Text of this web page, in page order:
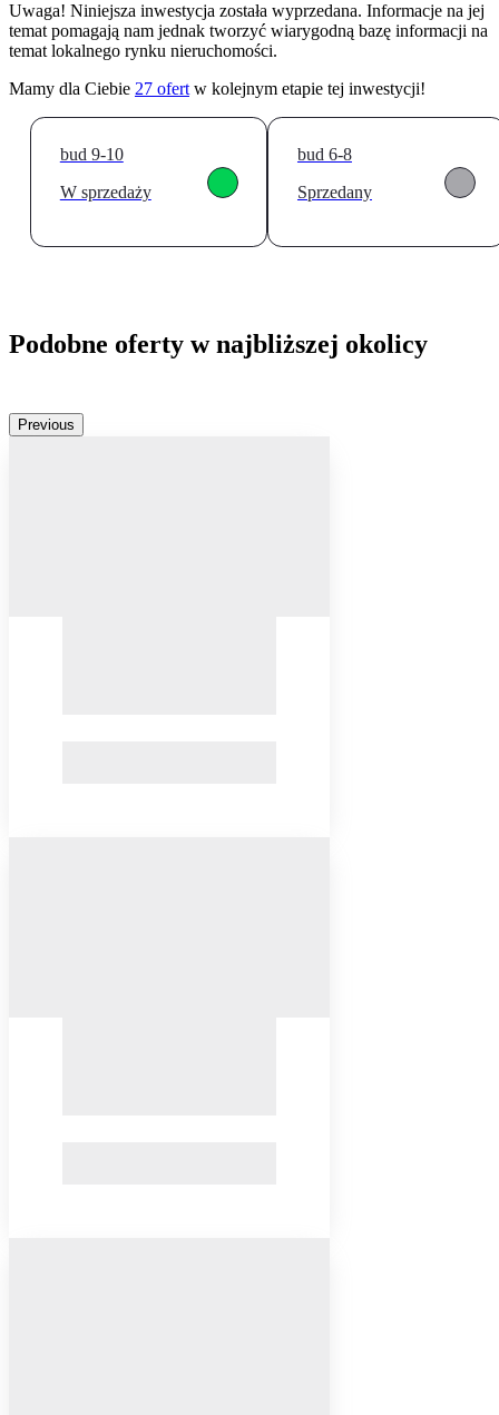
Uwaga! Niniejsza inwestycja została wyprzedana. Informacje na jej
temat pomagają nam jednak tworzyć wiarygodną bazę informacji na
temat lokalnego rynku nieruchomości.
Mamy dla Ciebie 27 ofert w kolejnym etapie tej inwestycji!
bud 9-10
W sprzedaży
bud 6-8
Sprzedany
Podobne oferty w najbliższej okolicy
Previous